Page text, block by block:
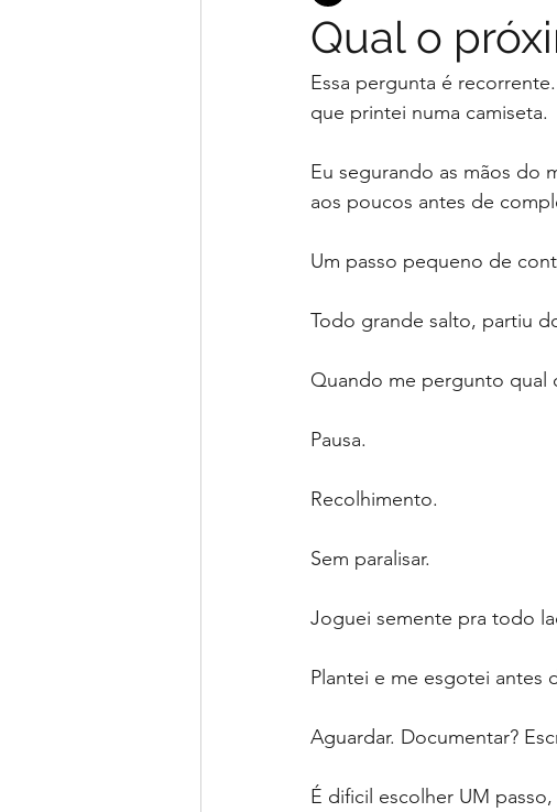
Qual o
Essa pergunta é
que printei numa camiseta.
Eu segurando as mãos do
aos poucos antes de
Um passo pequeno de
Todo grande salto, partiu
Quando me pergunto qual
Pausa.
Recolhimento.
Sem paralisar.
Joguei semente pra todo
Plantei e me esgotei antes
Aguardar. Documentar?
É dificil escolher UM